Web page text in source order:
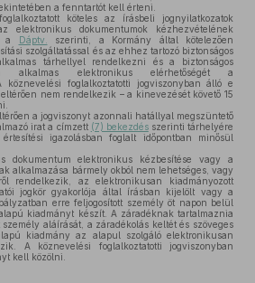
a fenntartót kell érteni.
köteles az írásbeli jognyilatkozatok
elektronikus dokumentumok kézhezvételének
a
Dáptv.
szerinti, a Kormány által kötelezően
szolgáltatással és az ehhez tartozó biztonságos
tárhellyel rendelkezni és a biztonságos
alkalmas elektronikus elérhetőségét a
köznevelési foglalkoztatotti jogviszonyban álló e
nem rendelkezik – a kinevezését követő 15
a jogviszonyt azonnali hatállyal megszüntető
irat a címzett (7) bekezdésszerinti tárhelyére
igazolásban foglalt időpontban minősül
dokumentum elektronikus kézbesítése vagy a
alkalmazása bármely okból nem lehetséges, vagy
rendelkezik, az elektronikusan kiadmányozott
jogkör gyakorlója által írásban kijelölt vagy a
erre feljogosított személy öt napon belül
kiadmányt készít. A záradéknak tartalmaznia
aláírását, a záradékolás keltét és szöveges
kiadmány az alapul szolgáló elektronikusan
A köznevelési foglalkoztatotti jogviszonyban
kell közölni.